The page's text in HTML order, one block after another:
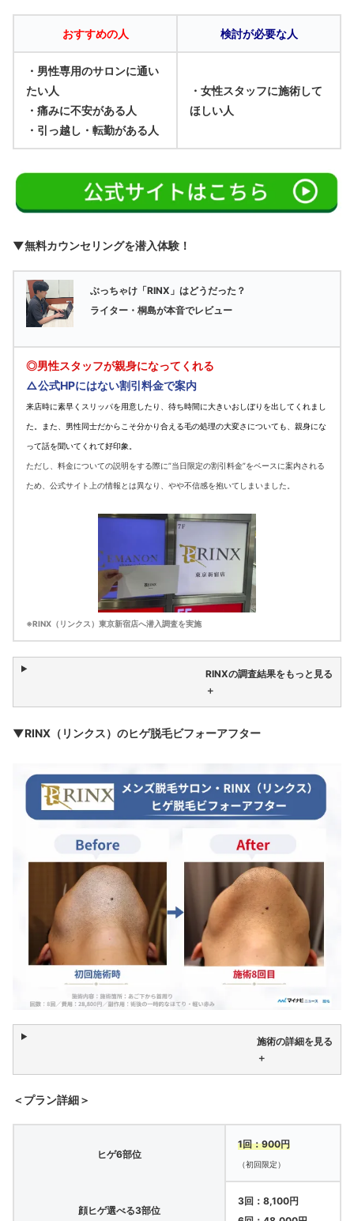
おすすめの人 検討が必要な人
・男性専用のサロンに通い
たい人
・痛みに不安がある人
・引っ越し・転勤がある人
・女性スタッフに施術して
ほしい人
▼無料カウンセリングを潜入体験！
ぶっちゃけ「RINX」はどうだった？
ライター・桐島が本音でレビュー
◎男性スタッフが親身になってくれる
△公式HPにはない割引料金で案内
来店時に素早くスリッパを用意したり、待ち時間に大きいおしぼりを出してくれまし
た。また、男性同士だからこそ分かり合える毛の処理の大変さについても、親身にな
って話を聞いてくれて好印象。
ただし、料金についての説明をする際に”当日限定の割引料金”をベースに案内される
ため、公式サイト上の情報とは異なり、やや不信感を抱いてしまいました。
※RINX（リンクス）東京新宿店へ潜入調査を実施
RINXの調査結果をもっと見る
＋
▼RINX（リンクス）のヒゲ脱毛ビフォーアフター
施術の詳細を見る
＋
＜プラン詳細＞
ヒゲ6部位
1回：900円
（初回限定）
顔ヒゲ選べる3部位
3回：8,100円